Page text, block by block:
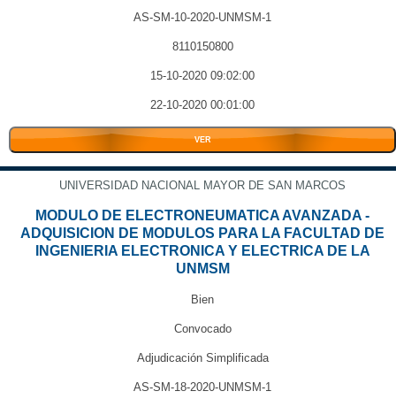
AS-SM-10-2020-UNMSM-1
8110150800
15-10-2020 09:02:00
22-10-2020 00:01:00
VER
UNIVERSIDAD NACIONAL MAYOR DE SAN MARCOS
MODULO DE ELECTRONEUMATICA AVANZADA -
ADQUISICION DE MODULOS PARA LA FACULTAD DE
INGENIERIA ELECTRONICA Y ELECTRICA DE LA
UNMSM
Bien
Convocado
Adjudicación Simplificada
AS-SM-18-2020-UNMSM-1